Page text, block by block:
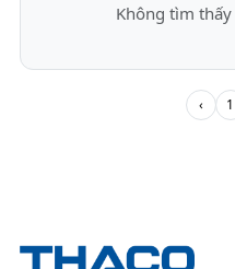
Không tìm
‹ 1